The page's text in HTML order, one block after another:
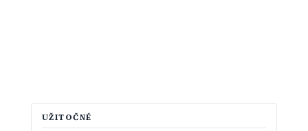
UŽITOČNÉ